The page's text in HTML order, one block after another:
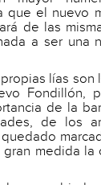
que el nuevo
de las
a ser una
lías son
Fondillón,
de la
de los
medida la